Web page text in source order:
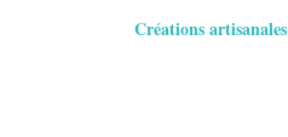
Créations artisanales